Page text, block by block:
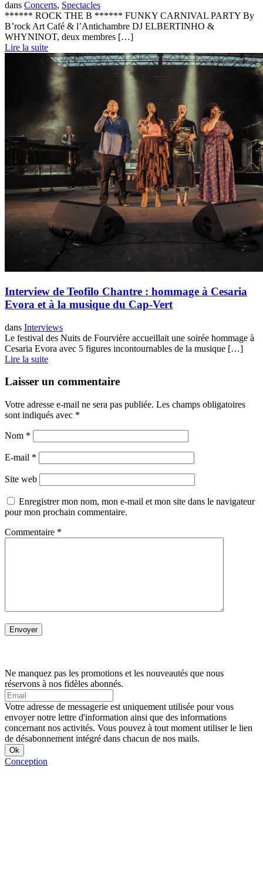
dans Concerts, Spectacles
****** ROCK THE B ****** FUNKY CARNIVAL PARTY By
B’rock Art Café & l’Antichambre DJ ELBERTINHO &
WHYNINOT, deux membres […]
Lire la suite
Interview de Teofilo Chantre : hommage à Cesaria
Evora et à la musique du Cap-Vert
dans Interviews
Le festival des Nuits de Fourvière accueillait une soirée hommage à
Cesaria Evora avec 5 figures incontournables de la musique […]
Lire la suite
Laisser un commentaire
Votre adresse e-mail ne sera pas publiée. Les champs obligatoires
sont indiqués avec *
Nom *
E-mail *
Site web
Enregistrer mon nom, mon e-mail et mon site dans le navigateur
pour mon prochain commentaire.
Commentaire *
Ne manquez pas les promotions et les nouveautés que nous
réservons à nos fidèles abonnés.
Votre adresse de messagerie est uniquement utilisée pour vous
envoyer notre lettre d'information ainsi que des informations
concernant nos activités. Vous pouvez à tout moment utiliser le lien
de désabonnement intégré dans chacun de nos mails.
Conception